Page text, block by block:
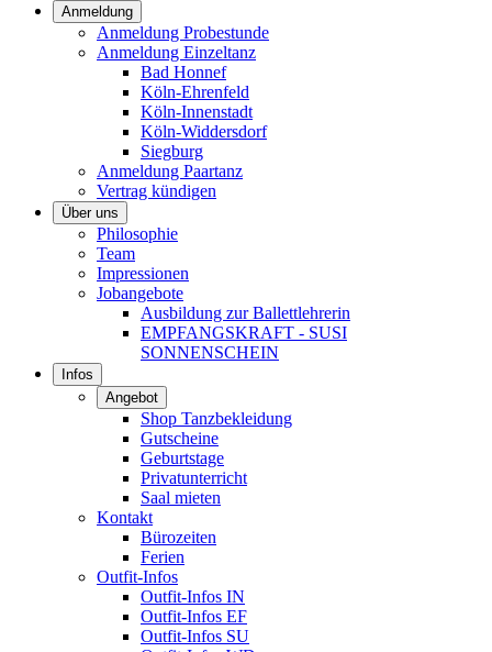
Anmeldung
Anmeldung Probestunde
Anmeldung Einzeltanz
Bad Honnef
Köln-Ehrenfeld
Köln-Innenstadt
Köln-Widdersdorf
Siegburg
Anmeldung Paartanz
Vertrag kündigen
Über uns
Philosophie
Team
Impressionen
Jobangebote
Ausbildung zur Ballettlehrerin
EMPFANGSKRAFT - SUSI
SONNENSCHEIN
Infos
Angebot
Shop Tanzbekleidung
Gutscheine
Geburtstage
Privatunterricht
Saal mieten
Kontakt
Bürozeiten
Ferien
Outfit-Infos
Outfit-Infos IN
Outfit-Infos EF
Outfit-Infos SU